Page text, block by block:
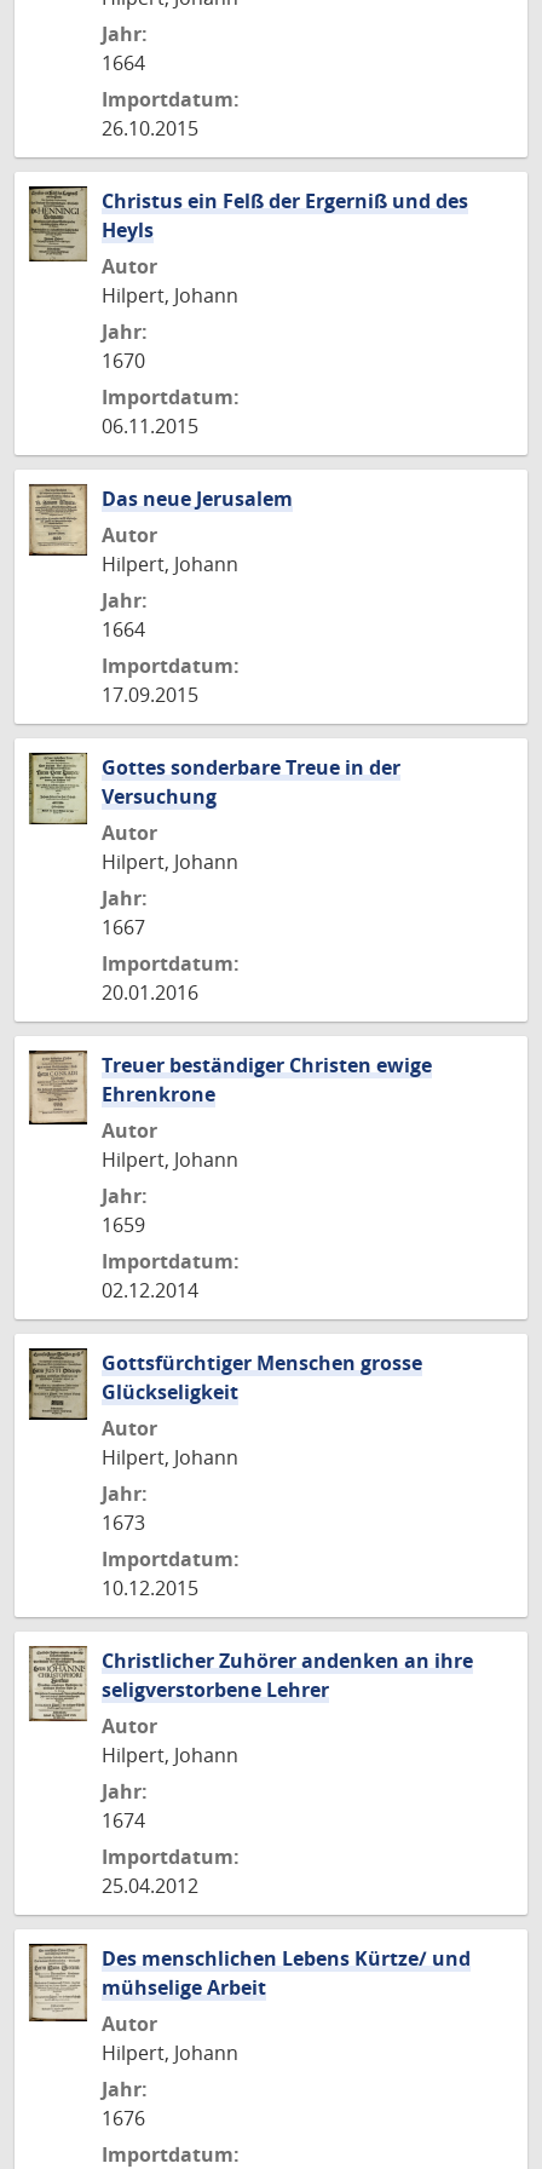
Jahr:
1664
Importdatum:
26.10.2015
Christus ein Felß der Ergerniß und des
Heyls
Autor
Hilpert, Johann
Jahr:
1670
Importdatum:
06.11.2015
Das neue Jerusalem
Autor
Hilpert, Johann
Jahr:
1664
Importdatum:
17.09.2015
Gottes sonderbare Treue in der
Versuchung
Autor
Hilpert, Johann
Jahr:
1667
Importdatum:
20.01.2016
Treuer beständiger Christen ewige
Ehrenkrone
Autor
Hilpert, Johann
Jahr:
1659
Importdatum:
02.12.2014
Gottsfürchtiger Menschen grosse
Glückseligkeit
Autor
Hilpert, Johann
Jahr:
1673
Importdatum:
10.12.2015
Christlicher Zuhörer andenken an ihre
seligverstorbene Lehrer
Autor
Hilpert, Johann
Jahr:
1674
Importdatum:
25.04.2012
Des menschlichen Lebens Kürtze/ und
mühselige Arbeit
Autor
Hilpert, Johann
Jahr:
1676
Importdatum: